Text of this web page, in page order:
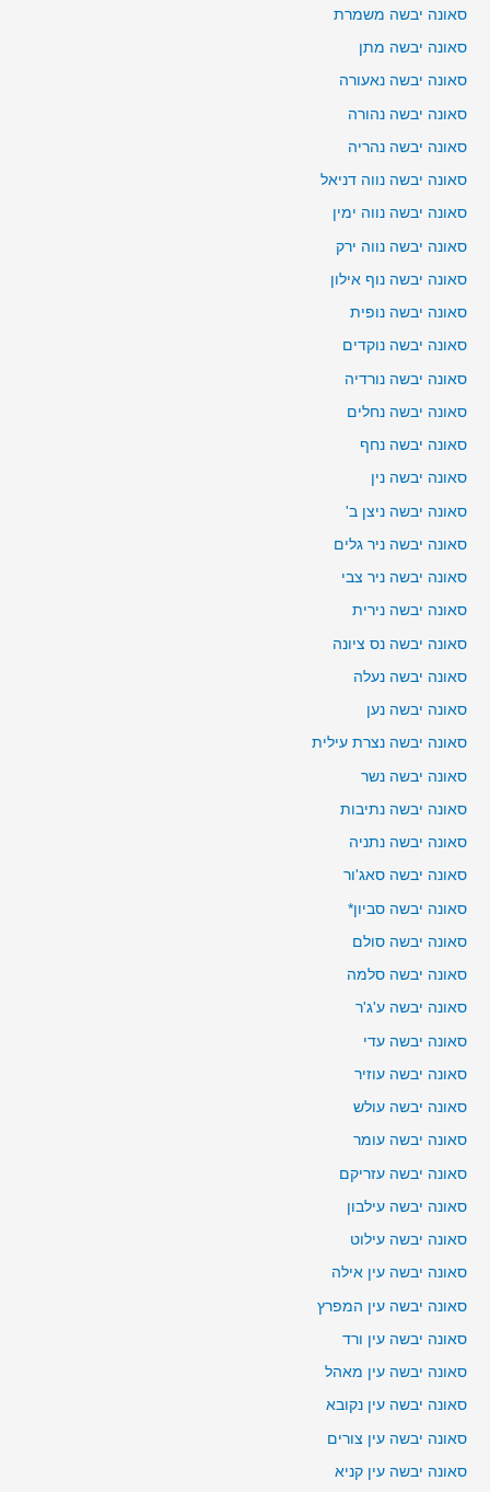
סאונה יבשה משמרת
סאונה יבשה מתן
סאונה יבשה נאעורה
סאונה יבשה נהורה
סאונה יבשה נהריה
סאונה יבשה נווה דניאל
סאונה יבשה נווה ימין
סאונה יבשה נווה ירק
סאונה יבשה נוף אילון
סאונה יבשה נופית
סאונה יבשה נוקדים
סאונה יבשה נורדיה
סאונה יבשה נחלים
סאונה יבשה נחף
סאונה יבשה נין
סאונה יבשה ניצן ב'
סאונה יבשה ניר גלים
סאונה יבשה ניר צבי
סאונה יבשה נירית
סאונה יבשה נס ציונה
סאונה יבשה נעלה
סאונה יבשה נען
סאונה יבשה נצרת עילית
סאונה יבשה נשר
סאונה יבשה נתיבות
סאונה יבשה נתניה
סאונה יבשה סאג'ור
סאונה יבשה סביון*
סאונה יבשה סולם
סאונה יבשה סלמה
סאונה יבשה ע'ג'ר
סאונה יבשה עדי
סאונה יבשה עוזיר
סאונה יבשה עולש
סאונה יבשה עומר
סאונה יבשה עזריקם
סאונה יבשה עילבון
סאונה יבשה עילוט
סאונה יבשה עין אילה
סאונה יבשה עין המפרץ
סאונה יבשה עין ורד
סאונה יבשה עין מאהל
סאונה יבשה עין נקובא
סאונה יבשה עין צורים
סאונה יבשה עין קניא